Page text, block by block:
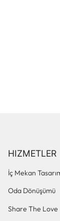
HIZMETLER
İç Mekan
Oda Dönüşümü
Share The Love